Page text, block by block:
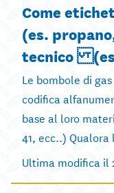
Come
(es.
tecnico (es.
Le bombole di
codifica
base al loro
41, ecc..)
Ultima modifica il